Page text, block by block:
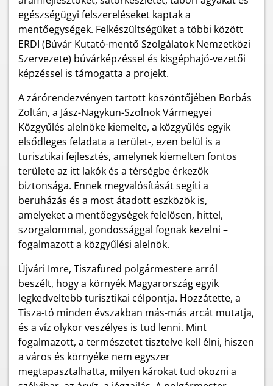
egészségügyi felszereléseket kaptak a
mentőegységek. Felkészültségüket a többi között
ERDI (Búvár Kutató-mentő Szolgálatok Nemzetközi
Szervezete) búvárképzéssel és kisgéphajó-vezetői
képzéssel is támogatta a projekt.
A zárórendezvényen tartott köszöntőjében Borbás
Zoltán, a Jász-Nagykun-Szolnok Vármegyei
Közgyűlés alelnöke kiemelte, a közgyűlés egyik
elsődleges feladata a terület-, ezen belül is a
turisztikai fejlesztés, amelynek kiemelten fontos
területe az itt lakók és a térségbe érkezők
biztonsága. Ennek megvalósítását segíti a
beruházás és a most átadott eszközök is,
amelyeket a mentőegységek felelősen, hittel,
szorgalommal, gondossággal fognak kezelni –
fogalmazott a közgyűlési alelnök.
Újvári Imre, Tiszafüred polgármestere arról
beszélt, hogy a környék Magyarország egyik
legkedveltebb turisztikai célpontja. Hozzátette, a
Tisza-tó minden évszakban más-más arcát mutatja,
és a víz olykor veszélyes is tud lenni. Mint
fogalmazott, a természetet tisztelve kell élni, hiszen
a város és környéke nem egyszer
megtapasztalhatta, milyen károkat tud okozni a